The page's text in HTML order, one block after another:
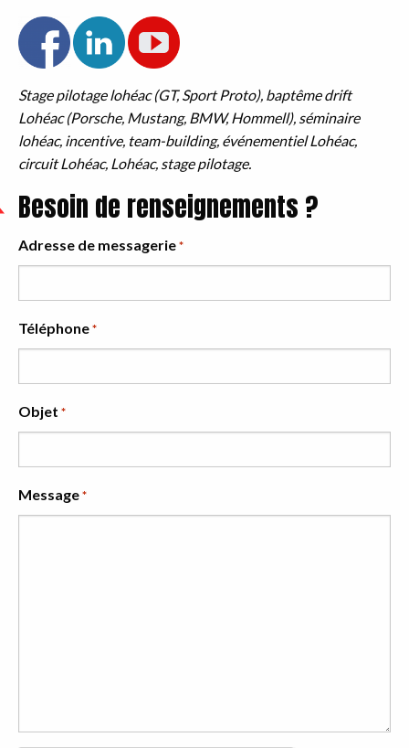
Stage pilotage lohéac (GT, Sport Proto), baptême drift
Lohéac (Porsche, Mustang, BMW, Hommell), séminaire
lohéac, incentive, team-building, événementiel Lohéac,
circuit Lohéac, Lohéac, stage pilotage.
Besoin de renseignements ?
Adresse de messagerie *
Téléphone *
Objet *
Message *